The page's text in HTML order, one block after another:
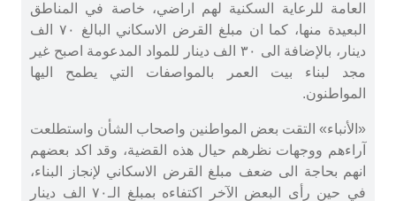
العامة للرعاية السكنية لهم اراضي، خاصة في المناطق
البعيدة منها، كما ان مبلغ القرض الاسكاني البالغ ٧٠ الف
دينار، بالإضافة الى ٣٠ الف دينار للمواد المدعومة اصبح غير
مجد لبناء بيت العمر بالمواصفات التي يطمح اليها
المواطنون.
«الأنباء» التقت بعض المواطنين واصحاب الشأن واستطلعت
آراءهم ووجهات نظرهم حيال هذه القضية، وقد اكد بعضهم
انهم بحاجة الى ضعف مبلغ القرض الاسكاني لإنجاز البناء،
في حين رأى البعض الآخر اكتفاءه بمبلغ الـ٧٠ الف دينار